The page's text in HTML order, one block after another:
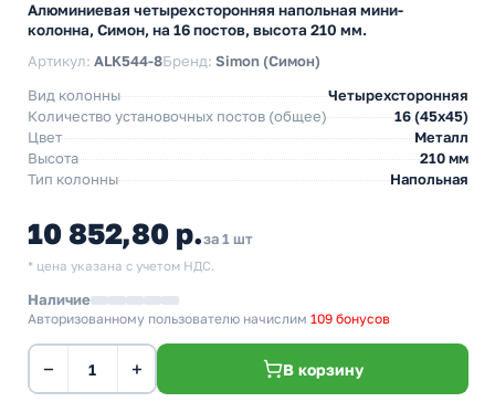
Алюминиевая четырехсторонняя напольная мини-
колонна, Симон, на 16 постов, высота 210 мм.
Артикул: ALK544-8Бренд: Simon (Симон)
Вид колонны
Четырехсторонняя
Количество установочных постов (общее)
16 (45х45)
Цвет
Металл
Высота
210 мм
Тип колонны
Напольная
10 852,80 р.за 1 шт
* цена указана с учетом НДС.
Наличие
Авторизованному пользователю начислим 109 бонусов
− + В корзину